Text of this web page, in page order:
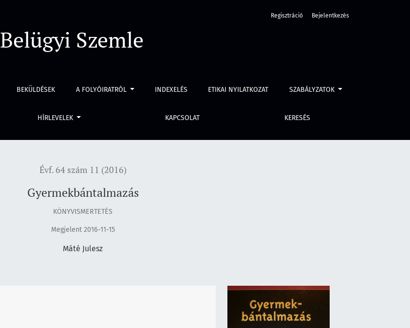
Belügyi Szemle
BEKÜLDÉSEK A FOLYÓIRATRÓL INDEXELÉS ETIKAI NYILATKOZAT SZABÁLYZATOK
HÍRLEVELEK KAPCSOLAT KERESÉS
Regisztráció Bejelentkezés
Évf. 64 szám 11 (2016)
Gyermekbántalmazás
KÖNYVISMERTETÉS
Megjelent 2016-11-15
Máté Julesz